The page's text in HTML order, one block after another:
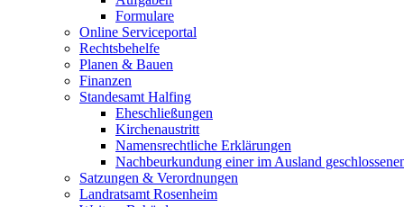
Formulare
Online Serviceportal
Rechtsbehelfe
Planen & Bauen
Finanzen
Standesamt Halfing
Eheschließungen
Kirchenaustritt
Namensrechtliche Erklärungen
Nachbeurkundung einer im Ausland
Satzungen & Verordnungen
Landratsamt Rosenheim